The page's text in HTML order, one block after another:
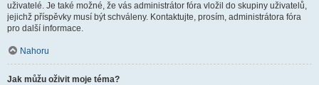
uživatelé. Je také možné, že vás administrátor fóra vložil do skupiny uživatelů,
jejichž příspěvky musí být schváleny. Kontaktujte, prosím, administrátora fóra
pro další informace.
Nahoru
Jak můžu oživit moje téma?